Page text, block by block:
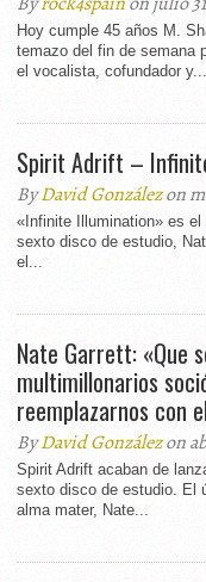
Hoy cumple 45 años M.
temazo del fin de semana
el vocalista, cofundador y...
Spirit Adrift –
ByDavid Gonzálezon
«Infinite Illumination» es
sexto disco de estudio,
el...
Nate Garrett: «Que
multimillonarios
reemplazarnos con
ByDavid Gonzálezon
Spirit Adrift acaban de
sexto disco de estudio. El
alma mater, Nate...